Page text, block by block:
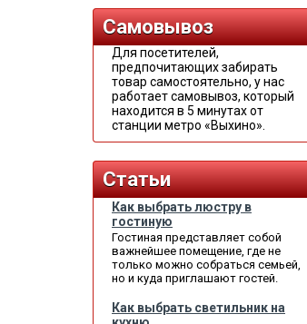
Самовывоз
Для посетителей,
предпочитающих забирать
товар самостоятельно, у нас
работает самовывоз, который
находится в 5 минутах от
станции метро «Выхино».
Статьи
Как выбрать люстру в
гостиную
Гостиная представляет собой
важнейшее помещение, где не
только можно собраться семьей,
но и куда приглашают гостей.
Как выбрать светильник на